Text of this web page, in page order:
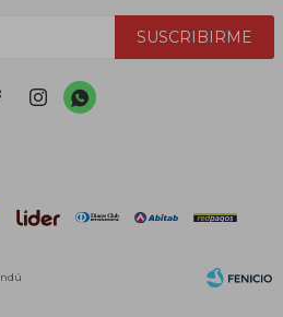
SUSCRIBIRME
 